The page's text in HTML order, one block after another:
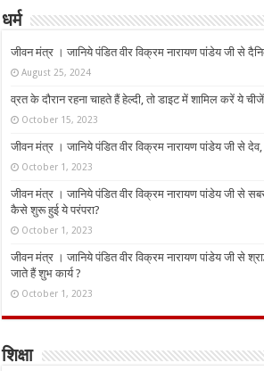
धर्म
जीवन मंत्र । जानिये पंडित वीर विक्रम नारायण पांडेय जी से
August 25, 2024
व्रत के दौरान रहना चाहते हैं हेल्दी, तो डाइट में शामिल करें ये
October 15, 2023
जीवन मंत्र । जानिये पंडित वीर विक्रम नारायण पांडेय जी से देव,
October 1, 2023
जीवन मंत्र । जानिये पंडित वीर विक्रम नारायण पांडेय जी से
कैसे शुरू हुई ये परंपरा?
October 1, 2023
जीवन मंत्र । जानिये पंडित वीर विक्रम नारायण पांडेय जी से
जाते हैं शुभ कार्य ?
October 1, 2023
शिक्षा